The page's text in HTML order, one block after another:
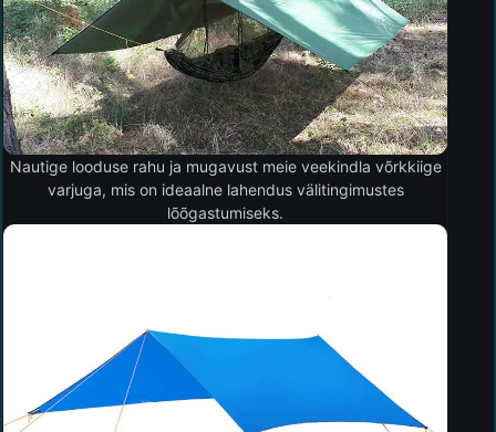
Nautige looduse rahu ja mugavust meie veekindla võrkkiige
varjuga, mis on ideaalne lahendus välitingimustes
lõõgastumiseks.